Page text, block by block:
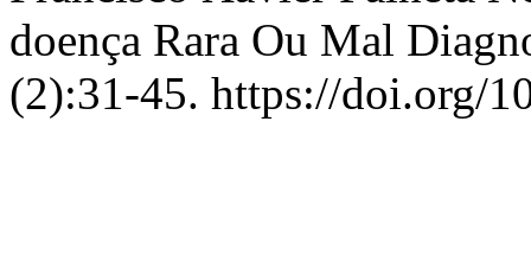
doença Rara Ou Mal
(2):31-45. https://doi.org/